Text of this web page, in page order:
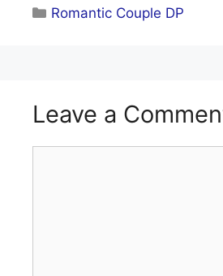
Categories
Romantic Couple DP
Leave a